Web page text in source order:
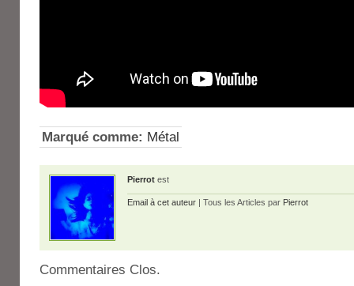
Marqué comme: Métal
Pierrot est
Email à cet auteur | Tous les Articles par Pierrot
Commentaires Clos.